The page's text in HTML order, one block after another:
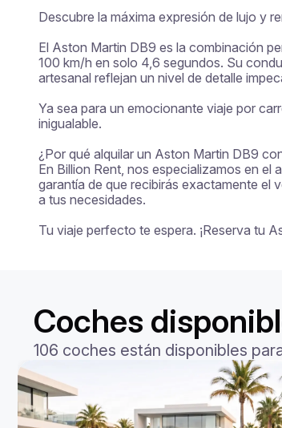
Descubre la máxima expresión de lujo y
El Aston Martin DB9 es la combinación
100 km/h en solo 4,6 segundos. Su
artesanal reflejan un nivel de detalle
Ya sea para un emocionante viaje por
inigualable.
¿Por qué alquilar un Aston Martin DB9
En Billion Rent, nos especializamos en
garantía de que recibirás exactamente el
a tus necesidades.
Tu viaje perfecto te espera. ¡Reserva tu
Coches
106 coches están disponibles